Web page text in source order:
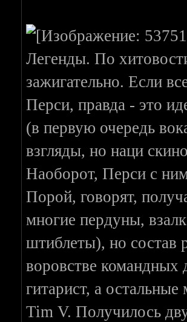
Легенды. По
зажигательно. Если
Перси, правда - это
(в первую очередь
взгляды, но наци
Наоборот, Перси с
Порой, говорят,
многие пердуны,
штиблеты), но состав
воровстве командных
гитарист, а
Tim V. Получилось